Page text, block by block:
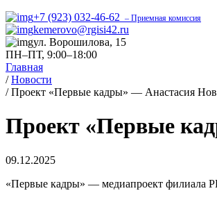
+7 (923) 032-46-62 – Приемная комиссия
kemerovo@rgisi42.ru
ул. Ворошилова, 15
ПН–ПТ, 9:00–18:00
Главная
/ Новости
/ Проект «Первые кадры» — Анастасия
Проект «Первые
09.12.2025
«Первые кадры» — медиапроект филиала